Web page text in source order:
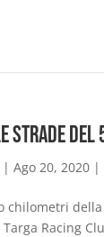
strade del
|Ago 20, 2020 |
chilometri
Racing